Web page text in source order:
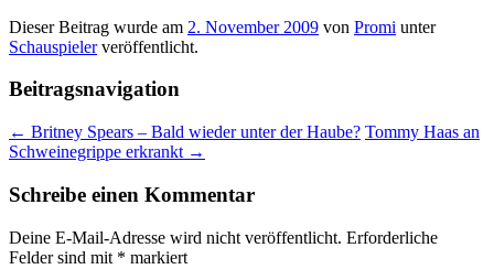
Dieser Beitrag wurde am 2. November 2009 von Promi unter
Schauspielerveröffentlicht.
Beitragsnavigation
← Britney Spears – Bald wieder unter der Haube? Tommy Haas an
Schweinegrippe erkrankt →
Schreibe einen Kommentar
Deine E-Mail-Adresse wird nicht veröffentlicht. Erforderliche
Felder sind mit * markiert